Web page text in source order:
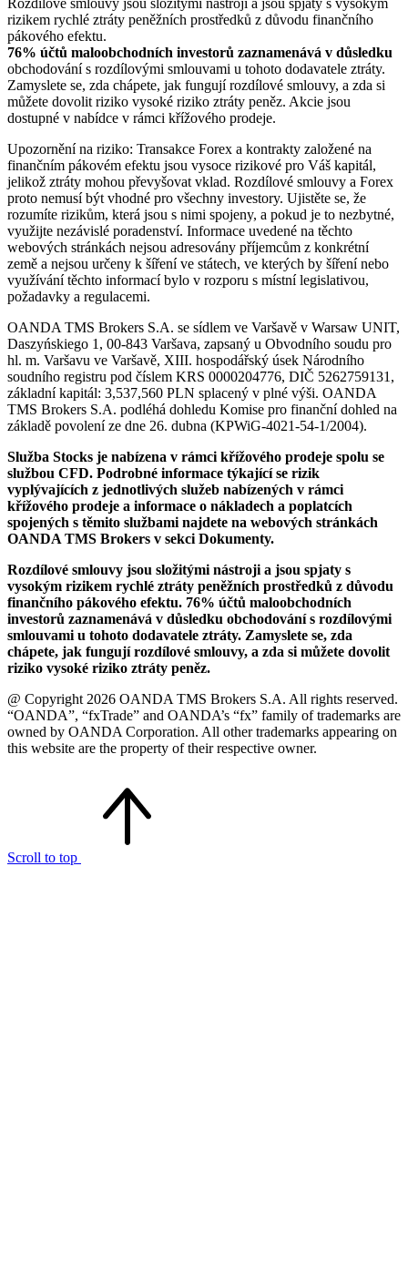
rizikem rychlé ztráty peněžních prostředků z důvodu finančního
pákového efektu.
76% účtů maloobchodních investorů zaznamenává v důsledku
obchodování s rozdílovými smlouvami u tohoto dodavatele ztráty.
Zamyslete se, zda chápete, jak fungují rozdílové smlouvy, a zda si
můžete dovolit riziko vysoké riziko ztráty peněz. Akcie jsou
dostupné v nabídce v rámci křížového prodeje.
Upozornění na riziko: Transakce Forex a kontrakty založené na
finančním pákovém efektu jsou vysoce rizikové pro Váš kapitál,
jelikož ztráty mohou převyšovat vklad. Rozdílové smlouvy a Forex
proto nemusí být vhodné pro všechny investory. Ujistěte se, že
rozumíte rizikům, která jsou s nimi spojeny, a pokud je to nezbytné,
využijte nezávislé poradenství. Informace uvedené na těchto
webových stránkách nejsou adresovány příjemcům z konkrétní
země a nejsou určeny k šíření ve státech, ve kterých by šíření nebo
využívání těchto informací bylo v rozporu s místní legislativou,
požadavky a regulacemi.
OANDA TMS Brokers S.A. se sídlem ve Varšavě v Warsaw UNIT,
Daszyńskiego 1, 00-843 Varšava, zapsaný u Obvodního soudu pro
hl. m. Varšavu ve Varšavě, XIII. hospodářský úsek Národního
soudního registru pod číslem KRS 0000204776, DIČ 5262759131,
základní kapitál: 3,537,560 PLN splacený v plné výši. OANDA
TMS Brokers S.A. podléhá dohledu Komise pro finanční dohled na
základě povolení ze dne 26. dubna (KPWiG-4021-54-1/2004).
Služba Stocks je nabízena v rámci křížového prodeje spolu se
službou CFD. Podrobné informace týkající se rizik
vyplývajících z jednotlivých služeb nabízených v rámci
křížového prodeje a informace o nákladech a poplatcích
spojených s těmito službami najdete na webových stránkách
OANDA TMS Brokers v sekci Dokumenty.
Rozdílové smlouvy jsou složitými nástroji a jsou spjaty s
vysokým rizikem rychlé ztráty peněžních prostředků z důvodu
finančního pákového efektu. 76% účtů maloobchodních
investorů zaznamenává v důsledku obchodování s rozdílovými
smlouvami u tohoto dodavatele ztráty. Zamyslete se, zda
chápete, jak fungují rozdílové smlouvy, a zda si můžete dovolit
riziko vysoké riziko ztráty peněz.
@ Copyright 2026 OANDA TMS Brokers S.A. All rights reserved.
“OANDA”, “fxTrade” and OANDA’s “fx” family of trademarks are
owned by OANDA Corporation. All other trademarks appearing on
this website are the property of their respective owner.
Scroll to top